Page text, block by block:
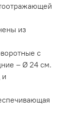
из
с
– Ø 24 см.
и